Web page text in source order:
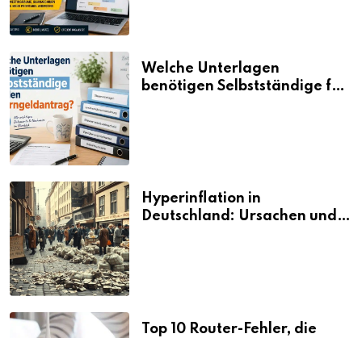
Welche Unterlagen
benötigen Selbstständige für
Hyperinflation in
Deutschland: Ursachen und
Top 10 Router-Fehler, die